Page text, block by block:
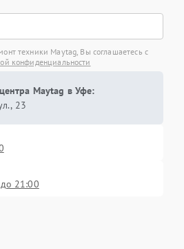
техники Maytag, Вы соглашаетесь с
конфиденциальности
Maytag в Уфе:
23
21:00